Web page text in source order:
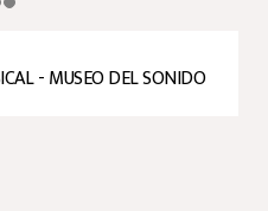
- MUSEO DEL SONIDO